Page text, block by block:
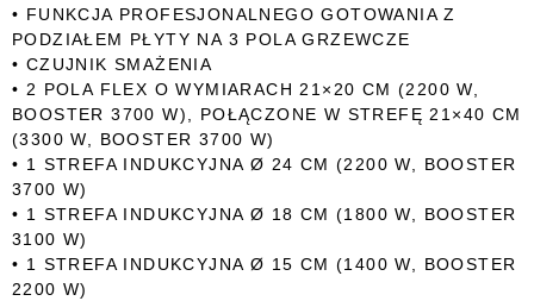
• FUNKCJA PROFESJONALNEGO GOTOWANIA Z
PODZIAŁEM PŁYTY NA 3 POLA GRZEWCZE
• CZUJNIK SMAŻENIA
• 2 POLA FLEX O WYMIARACH 21×20 CM (2200 W,
BOOSTER 3700 W), POŁĄCZONE W STREFĘ 21×40 CM
(3300 W, BOOSTER 3700 W)
• 1 STREFA INDUKCYJNA Ø 24 CM (2200 W, BOOSTER
3700 W)
• 1 STREFA INDUKCYJNA Ø 18 CM (1800 W, BOOSTER
3100 W)
• 1 STREFA INDUKCYJNA Ø 15 CM (1400 W, BOOSTER
2200 W)